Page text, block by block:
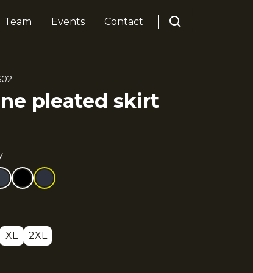
Team Events Contact
pleated skirt
XL 2XL